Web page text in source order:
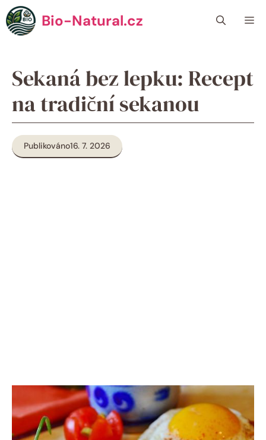
Přeskočit
na
obsah
Bio-Natural.cz
Sekaná bez lepku: Recept
na tradiční sekanou
Publikováno16. 7. 2026